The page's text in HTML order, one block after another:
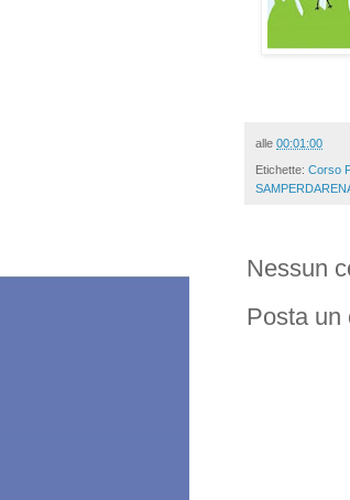
alle 00:01:00
Etichette: Corso
Nessun
Posta un